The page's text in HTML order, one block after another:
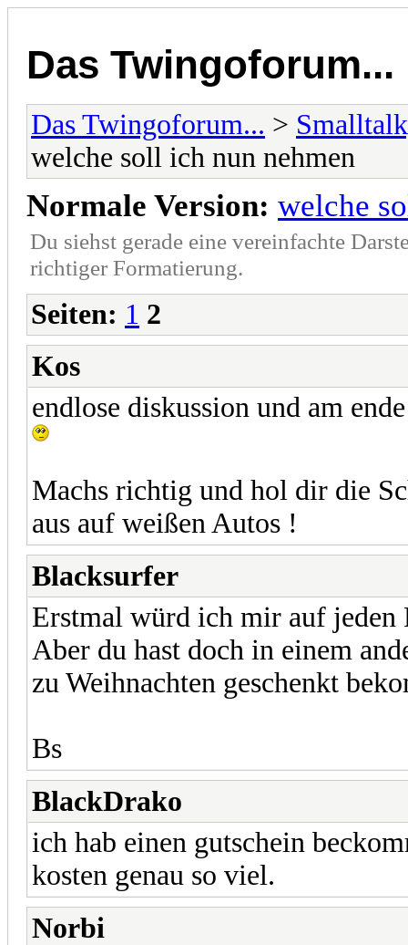
Das Twingoforum...
Das Twingoforum... >
welche soll ich nun nehmen
Normale Version: welche
Du siehst gerade eine vereinfachte
richtiger Formatierung.
Seiten: 1 2
Kos
endlose diskussion und am
Machs richtig und hol dir die
aus auf weißen Autos !
Blacksurfer
Erstmal würd ich mir auf jeden
Aber du hast doch in einem
zu Weihnachten geschenkt
Bs
BlackDrako
ich hab einen gutschein
kosten genau so viel.
Norbi